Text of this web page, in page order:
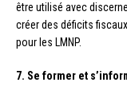
être utilisé avec
créer des déficits
pour les LMNP.
7. Se former et